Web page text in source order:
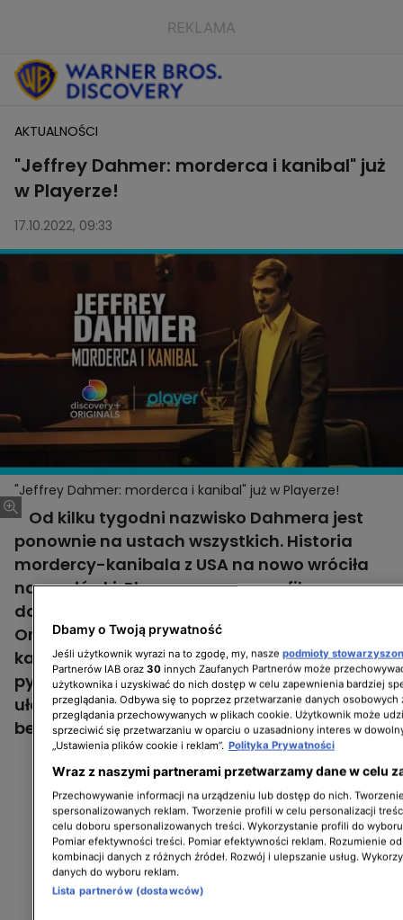
AKTUALNOŚCI
"Jeffrey Dahmer: morderca i kanibal" już
w Playerze!
17.10.2022, 09:33
"Jeffrey Dahmer: morderca i kanibal" już w Playerze!
Od kilku tygodni nazwisko Dahmera jest
ponownie na ustach wszystkich. Historia
mordercy-kanibala z USA na nowo wróciła
na nagłówki. Player zaprasza na film
dokumentalny produkcji discovery+
Originals „Jeffrey Dahmer: morderca i
kanibal”, który stara się odpowiedzieć na
pytanie: jak pochodzący z dobrej rodziny
ułożony chłopak przeistoczył się w
bezwzględnego mordercę?
Dbamy o Twoją prywatność
Jeśli użytkownik wyrazi na to zgodę, my, nasze podmioty
Partnerów IAB oraz 30 innych Zaufanych Partnerów może
użytkownika i uzyskiwać do nich dostęp w celu zapewnienia bardziej
przeglądania. Odbywa się to poprzez przetwarzanie danych osobowych
przeglądania przechowywanych w plikach cookie. Użytkownik może
sprzeciwić się przetwarzaniu w oparciu o uzasadniony interes w
„Ustawienia plików cookie i reklam”. Polityka Prywatności
Wraz z naszymi partnerami przetwarzamy dane w celu
Przechowywanie informacji na urządzeniu lub dostęp do nich.
spersonalizowanych reklam. Tworzenie profili w celu personalizacji
celu doboru spersonalizowanych treści. Wykorzystanie profili do
Pomiar efektywności treści. Pomiar efektywności reklam. Rozumienie
kombinacji danych z różnych źródeł. Rozwój i ulepszanie usług.
danych do wyboru reklam.
Lista partnerów (dostawców)